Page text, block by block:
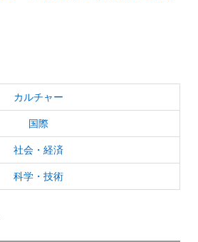
カルチャー
国際
社会・経済
科学・技術